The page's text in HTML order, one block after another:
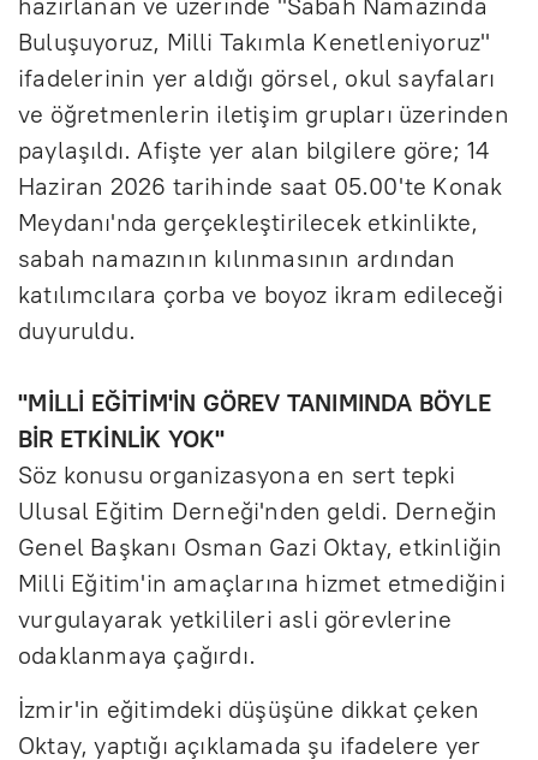
Buluşuyoruz, Milli Takımla Kenetleniyoruz"
ifadelerinin yer aldığı görsel, okul sayfaları
ve öğretmenlerin iletişim grupları üzerinden
paylaşıldı. Afişte yer alan bilgilere göre; 14
Haziran 2026 tarihinde saat 05.00'te Konak
Meydanı'nda gerçekleştirilecek etkinlikte,
sabah namazının kılınmasının ardından
katılımcılara çorba ve boyoz ikram edileceği
duyuruldu.
''MİLLİ EĞİTİM'İN GÖREV TANIMINDA BÖYLE
BİR ETKİNLİK YOK''
Söz konusu organizasyona en sert tepki
Ulusal Eğitim Derneği'nden geldi. Derneğin
Genel Başkanı Osman Gazi Oktay, etkinliğin
Milli Eğitim'in amaçlarına hizmet etmediğini
vurgulayarak yetkilileri asli görevlerine
odaklanmaya çağırdı.
İzmir'in eğitimdeki düşüşüne dikkat çeken
Oktay, yaptığı açıklamada şu ifadelere yer